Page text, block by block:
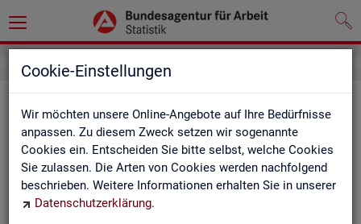
Cookie-Einstellungen
Wir möchten unsere Online-Angebote auf Ihre Bedürfnisse
anpassen. Zu diesem Zweck setzen wir sogenannte
Cookies ein. Entscheiden Sie bitte selbst, welche Cookies
Sie zulassen. Die Arten von Cookies werden nachfolgend
beschrieben. Weitere Informationen erhalten Sie in unserer
Datenschutzerklärung.
Ge­mein­de­da­ten der so­zi­al­ver­si­che­
rungs­pflich­tig Be­schäf­tig­ten nach
Wohn- und Ar­beits­ort - Deutsch­
land, Län­der, Krei­se und Ge­mein­den
(Jah­res­zah­len)